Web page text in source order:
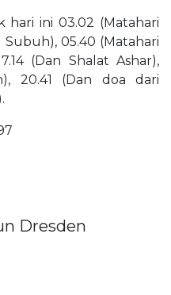
ini 03.02 (Matahari
Subuh), 05.40 (Matahari
(Dan Shalat Ashar),
20.41 (Dan doa dari
Dresden